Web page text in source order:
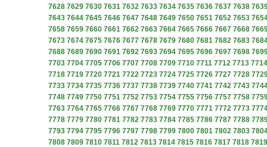
7628 7629 7630 7631 7632 7633 7634 7635 7636 7637 7638
7643 7644 7645 7646 7647 7648 7649 7650 7651 7652 7653
7658 7659 7660 7661 7662 7663 7664 7665 7666 7667 7668
7673 7674 7675 7676 7677 7678 7679 7680 7681 7682 7683
7688 7689 7690 7691 7692 7693 7694 7695 7696 7697 7698
7703 7704 7705 7706 7707 7708 7709 7710 7711 7712 7713 7714
7718 7719 7720 7721 7722 7723 7724 7725 7726 7727 7728
7733 7734 7735 7736 7737 7738 7739 7740 7741 7742 7743
7748 7749 7750 7751 7752 7753 7754 7755 7756 7757 7758
7763 7764 7765 7766 7767 7768 7769 7770 7771 7772 7773
7778 7779 7780 7781 7782 7783 7784 7785 7786 7787 7788
7793 7794 7795 7796 7797 7798 7799 7800 7801 7802 7803
7808 7809 7810 7811 7812 7813 7814 7815 7816 7817 7818 7819